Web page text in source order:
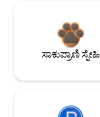
ಸಾಕುಪ್ರಾಣಿ ಸ್ನೇಹಿ